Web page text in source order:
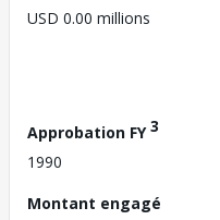
USD 0.00 millions
Approbation FY3
1990
Montant engagé